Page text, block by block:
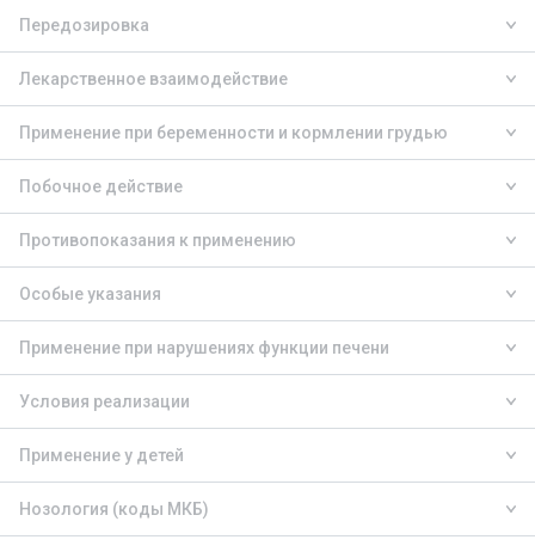
Передозировка
Лекарственное взаимодействие
Применение при беременности и кормлении грудью
Побочное действие
Противопоказания к применению
Особые указания
Применение при нарушениях функции печени
Условия реализации
Применение у детей
Нозология (коды МКБ)